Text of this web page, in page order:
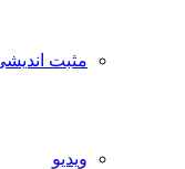
مثبت
ویدیو